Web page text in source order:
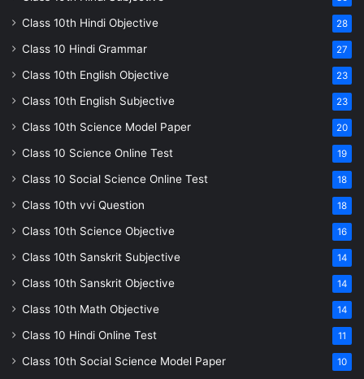
Class 10th Hindi Objective 28
Class 10 Hindi Grammar 27
Class 10th English Objective 23
Class 10th English Subjective 23
Class 10th Science Model Paper 20
Class 10 Science Online Test 19
Class 10 Social Science Online Test 18
Class 10th vvi Question 18
Class 10th Science Objective 16
Class 10th Sanskrit Subjective 14
Class 10th Sanskrit Objective 14
Class 10th Math Objective 14
Class 10 Hindi Online Test 11
Class 10th Social Science Model Paper 10